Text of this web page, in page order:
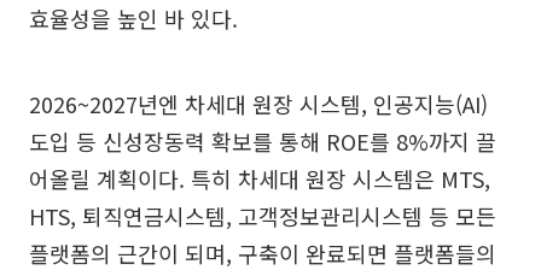
효율성을 높인 바 있다.
2026~2027년엔 차세대 원장 시스템, 인공지능(AI)
도입 등 신성장동력 확보를 통해 ROE를 8%까지 끌
어올릴 계획이다. 특히 차세대 원장 시스템은 MTS,
HTS, 퇴직연금시스템, 고객정보관리시스템 등 모든
플랫폼의 근간이 되며, 구축이 완료되면 플랫폼들의